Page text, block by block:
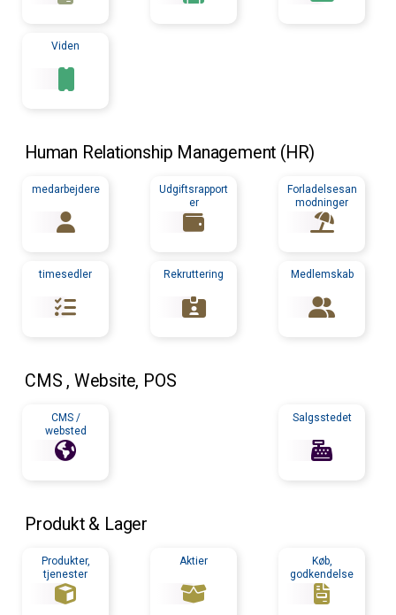
Viden
Human Relationship Management (HR)
medarbejdere
Udgiftsrapport
er
Forladelsesan
modninger
timesedler Rekruttering Medlemskab
CMS , Website, POS
CMS /
websted
Salgsstedet
Produkt & Lager
Produkter,
tjenester
Aktier
Køb,
godkendelse